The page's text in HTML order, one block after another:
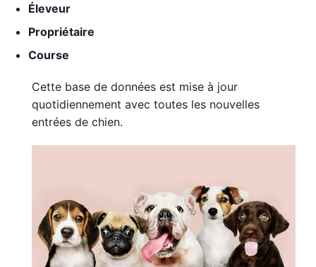
Éleveur
Propriétaire
Course
Cette base de données est mise à jour
quotidiennement avec toutes les nouvelles
entrées de chien.